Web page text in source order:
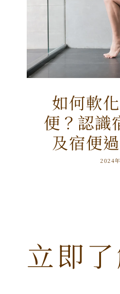
如何軟
便？認識
及宿便
2024
立即